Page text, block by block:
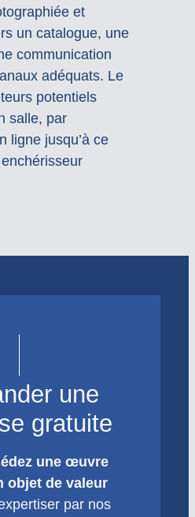
et
un catalogue, une
communication
adéquats. Le
potentiels
salle, par
ligne jusqu’à ce
une
gratuite
une œuvre
objet de valeur
par nos